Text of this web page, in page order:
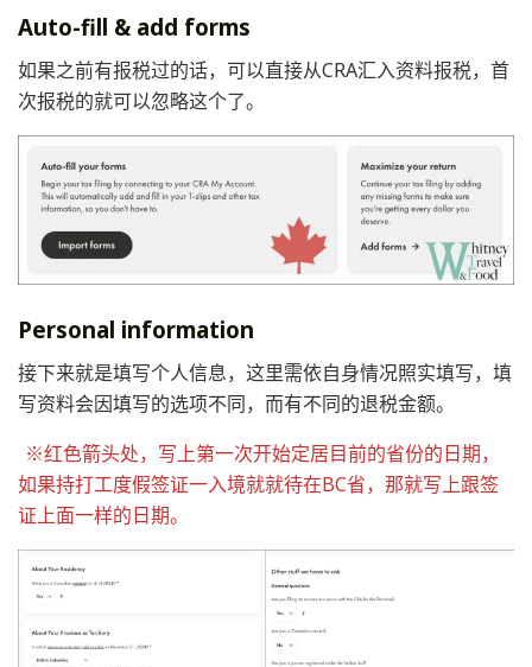
Auto-fill & add forms
如果之前有报税过的话，可以直接从CRA汇入资料报税，首
次报税的就可以忽略这个了。
Personal information
接下来就是填写个人信息，这里需依自身情况照实填写，填
写资料会因填写的选项不同，而有不同的退税金额。
※红色箭头处，写上第一次开始定居目前的省份的日期，
如果持打工度假签证一入境就就待在BC省，那就写上跟签
证上面一样的日期。